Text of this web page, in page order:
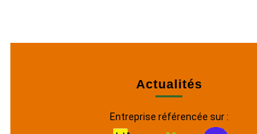
Actualités
Entreprise référencée sur :